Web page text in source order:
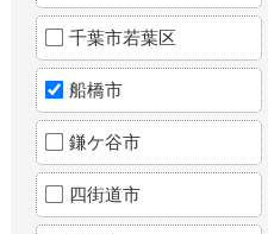
千葉市若葉区
船橋市
鎌ケ谷市
四街道市